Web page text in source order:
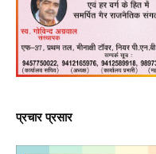
प्रचार प्रसार